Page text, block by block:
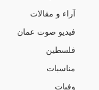
آراء و مقالات
فيديو صوت عمان
فلسطين
مناسبات
وفيات